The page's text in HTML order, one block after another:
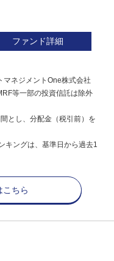
ファンド詳細
ネジメントOne株式会社
等一部の投資信託は除外
とし、分配金（税引前）を
キングは、基準日から過去1
こちら